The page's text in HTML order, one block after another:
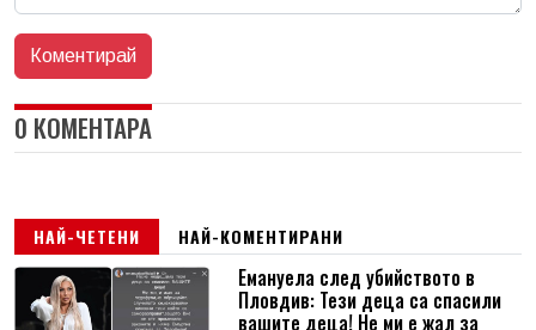
0 КОМЕНТАРА
НАЙ-ЧЕТЕНИ НАЙ-КОМЕНТИРАНИ
Емануела след убийството в
Пловдив: Тези деца са спасили
вашите деца! Не ми е жал за